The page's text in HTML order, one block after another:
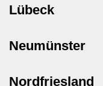
Lübeck
Neumünster
Nordfriesland